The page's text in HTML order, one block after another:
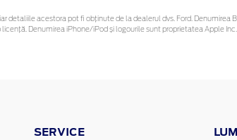
detaliile acestora pot fi obținute de la dealerul dvs. Ford.
Denumirea iPhone/iPod și logourile sunt proprietatea Apple
SERVICE